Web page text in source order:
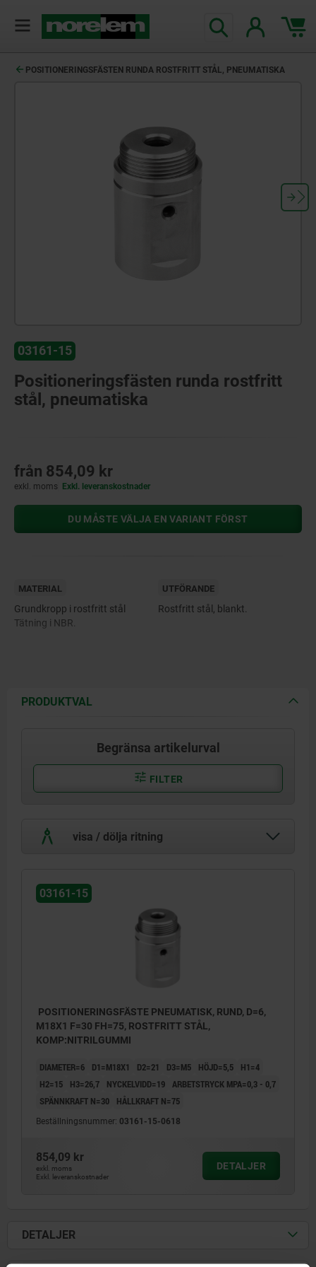
POSITIONERINGSFÄSTEN RUNDA ROSTFRITT STÅL, PNEUMATISKA
03161-15
Positioneringsfästen runda rostfritt
stål, pneumatiska
från 854,09 kr
exkl. moms Exkl. leveranskostnader
DU MÅSTE VÄLJA EN VARIANT FÖRST
MATERIAL
Grundkropp i rostfritt stål
Tätning i NBR.
UTFÖRANDE
Rostfritt stål, blankt.
PRODUKTVAL
Begränsa artikelurval
FILTER
visa / dölja ritning
2) Anslutning ”Spänna”
3) Spännbult
03161-15
POSITIONERINGSFÄSTE PNEUMATISK, RUND, D=6,
M18X1 F=30 FH=75, ROSTFRITT STÅL,
KOMP:NITRILGUMMI
DIAMETER=6 D1=M18X1 D2=21 D3=M5 HÖJD=5,5
H1=4
H2=15
H3=26,7 NYCKELVIDD=19 ARBETSTRYCK MPA=0,3 - 0,7
SPÄNNKRAFT N=30
HÅLLKRAFT N=75
Beställningsnummer: 03161-15-0618
854,09 kr
exkl. moms
Exkl. leveranskostnader
DETALJER
DETALJER